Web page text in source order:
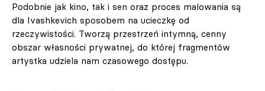
Podobnie jak kino, tak i sen oraz proces malowania są
dla Ivashkevich sposobem na ucieczkę od
rzeczywistości. Tworzą przestrzeń intymną, cenny
obszar własności prywatnej, do której fragmentów
artystka udziela nam czasowego dostępu.